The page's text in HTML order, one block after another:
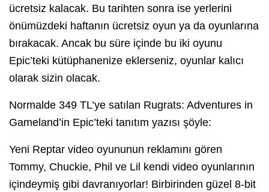
ücretsiz kalacak. Bu tarihten sonra ise yerlerini
önümüzdeki haftanın ücretsiz oyun ya da oyunlarına
bırakacak. Ancak bu süre içinde bu iki oyunu
Epic’teki kütüphanenize eklerseniz, oyunlar kalıcı
olarak sizin olacak.
Normalde 349 TL’ye satılan Rugrats: Adventures in
Gameland’in Epic’teki tanıtım yazısı şöyle:
Yeni Reptar video oyununun reklamını gören
Tommy, Chuckie, Phil ve Lil kendi video oyunlarının
içindeymiş gibi davranıyorlar! Birbirinden güzel 8-bit